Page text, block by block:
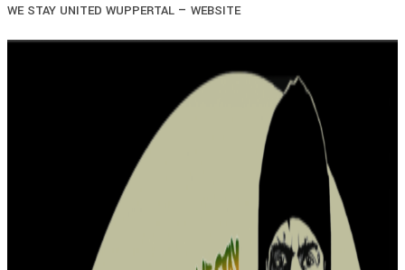
WE STAY UNITED WUPPERTAL – WEBSITE